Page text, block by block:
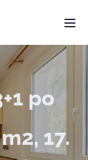
po
17.